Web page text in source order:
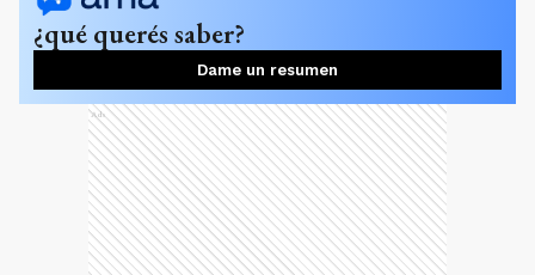
¿qué querés saber?
Dame un resumen
Ads